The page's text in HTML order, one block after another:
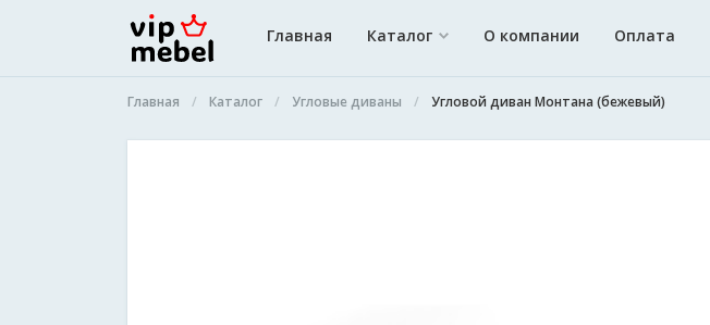
Главная Каталог О компании Оплата
Главная Каталог Угловые диваны Угловой диван Монтана (бежевый)